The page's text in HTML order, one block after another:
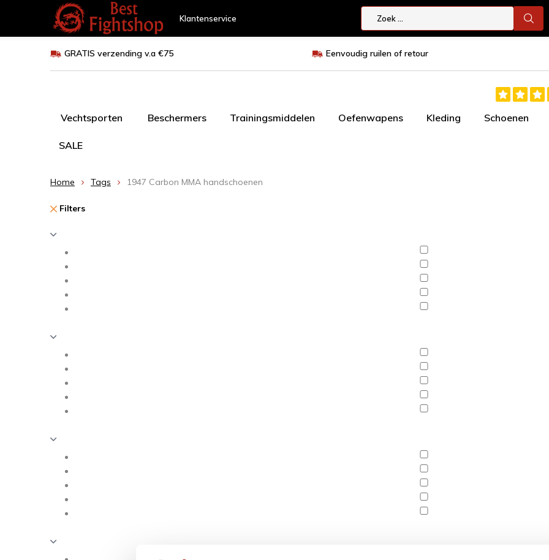
Klantenservice
GRATIS verzending v.a €75 Eenvoudig ruilen of retour
Vechtsporten Beschermers Trainingsmiddelen Oefenwapens Kleding Schoenen
SALE
Home Tags 1947 Carbon MMA handschoenen
Filters